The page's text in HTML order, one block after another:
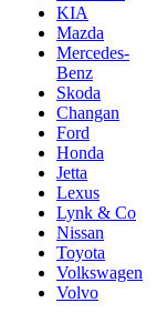
KIA
Mazda
Mercedes-
Benz
Skoda
Changan
Ford
Honda
Jetta
Lexus
Lynk & Co
Nissan
Toyota
Volkswagen
Volvo